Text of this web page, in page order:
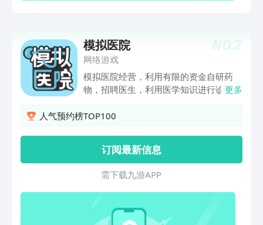
NO.2
模拟医院
网络游戏
模拟医院经营，利用有限的资金自研药
物，招聘医生，利用医学知识进行诊断！
更多
人气预约榜TOP100
订阅最新信息
需 下 载 九 游 A P P